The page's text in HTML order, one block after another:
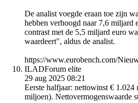
De analist voegde eraan toe zijn
hebben verhoogd naar 7,6 miljard
contrast met de 5,5 miljard euro
waardeert", aldus de analist.
https://www.eurobench.com/
ILADForum elite
29 aug 2025 08:21
Eerste halfjaar: nettowinst €
miljoen). Nettovermogenswaarde